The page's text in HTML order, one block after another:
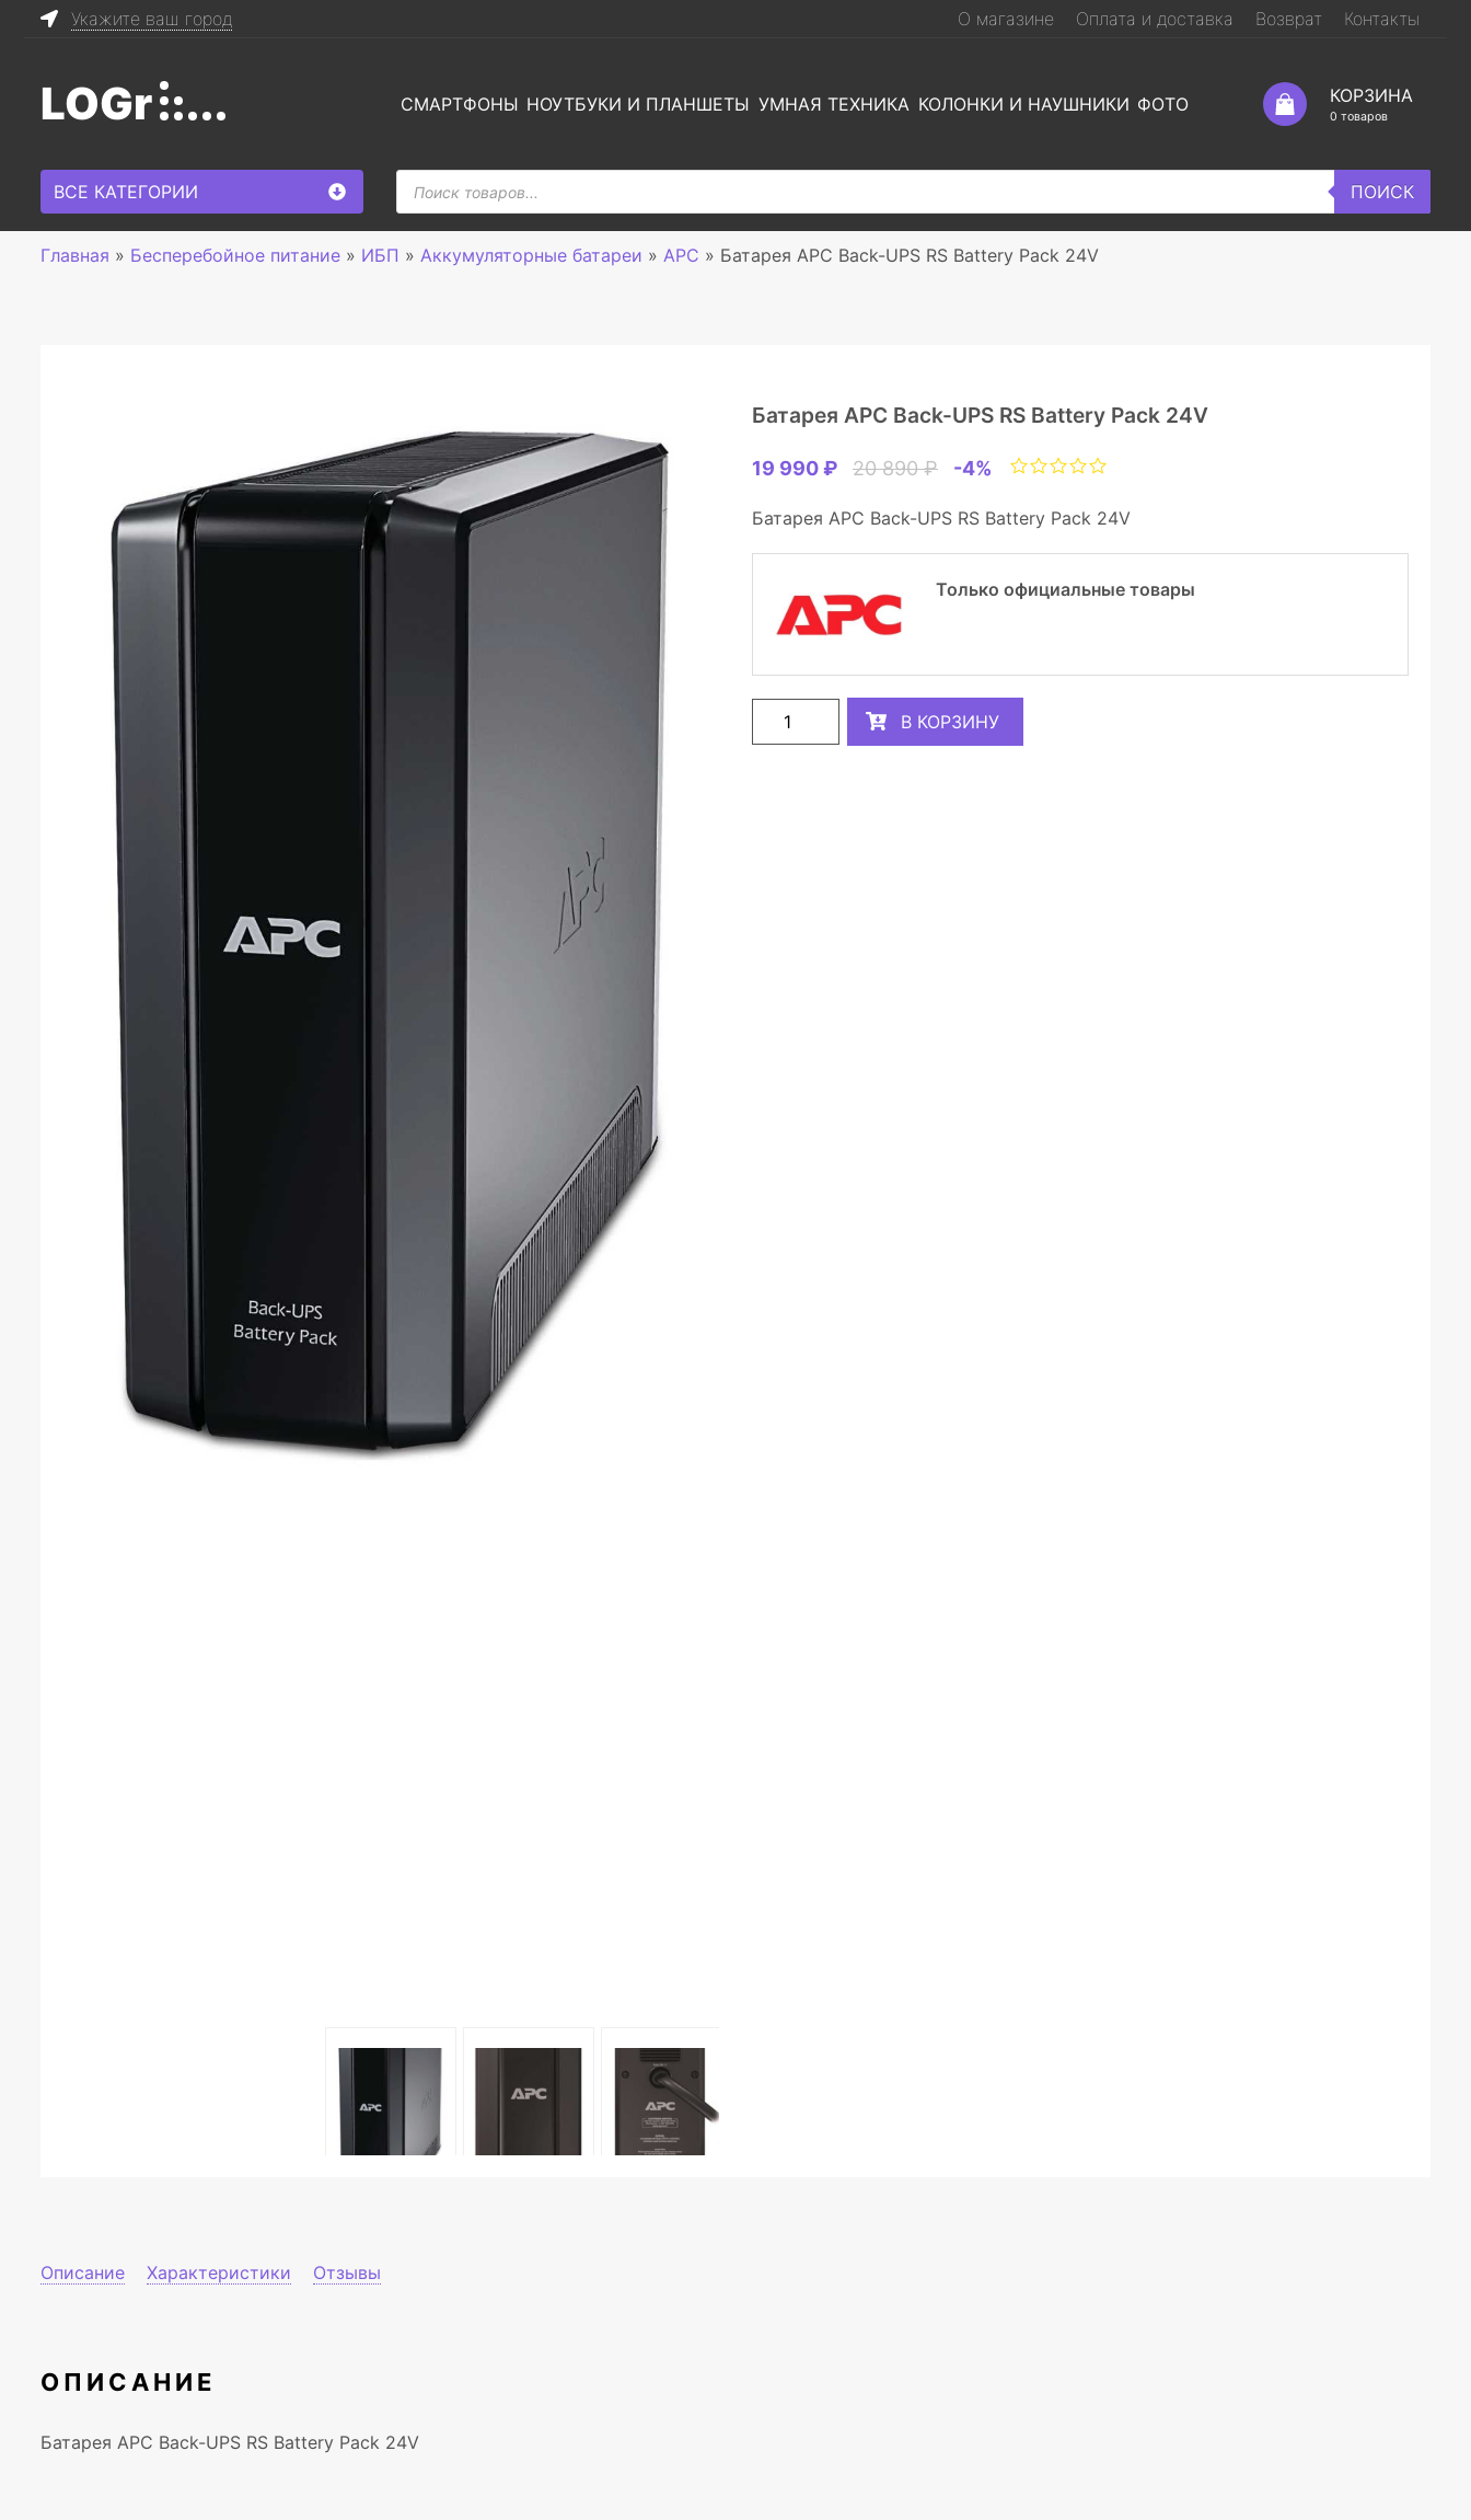
Укажите ваш город О магазине Оплата и доставка Возврат Контакты
LOGr СМАРТФОНЫ НОУТБУКИ И ПЛАНШЕТЫ УМНАЯ ТЕХНИКА КОЛОНКИ И НАУШНИКИ ФОТО КОРЗИНА
0 товаров
ВСЕ КАТЕГОРИИ
Поиск
товаров
ПОИСК
Главная » Бесперебойное питание » ИБП » Аккумуляторные батареи » APC » Батарея APC Back-UPS RS Battery Pack 24V
Батарея APC Back-UPS RS Battery Pack 24V
19 990 ₽ 20 890 ₽ -4%
Батарея APC Back-UPS RS Battery Pack 24V
Только официальные товары
В КОРЗИНУ
Описание Характеристики Отзывы
ОПИСАНИЕ
Батарея APC Back-UPS RS Battery Pack 24V